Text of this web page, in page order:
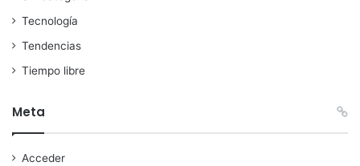
Tecnología
Tendencias
Tiempo libre
Meta
Acceder